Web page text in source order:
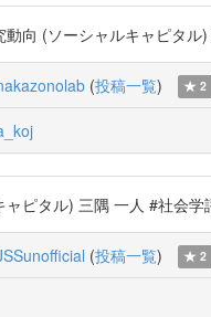
向 (ソーシャルキャピタル
(投稿一覧) 2
ャピタル) 三隅 一人 #社会
(投稿一覧) 2